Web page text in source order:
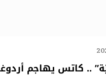
.. كاتس يهاجم